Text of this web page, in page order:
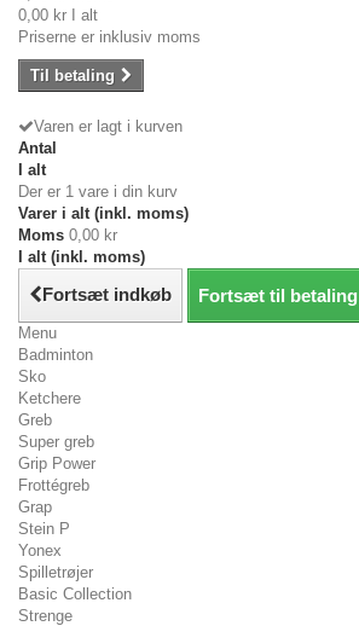
0,00 kr I alt
Priserne er inklusiv moms
Til betaling
Varen er lagt i kurven
Antal
I alt
Der er 1 vare i din kurv
Varer i alt (inkl. moms)
Moms 0,00 kr
I alt (inkl. moms)
Fortsæt indkøb Fortsæt til betaling
Menu
Badminton
Sko
Ketchere
Greb
Super greb
Grip Power
Frottégreb
Grap
Stein P
Yonex
Spilletrøjer
Basic Collection
Strenge